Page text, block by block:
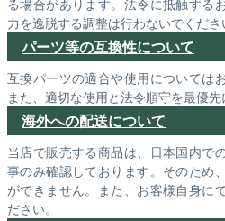
る場合があります。法令に抵触する
力を逸脱する調整は行わないでくださ
パーツ等の互換性について
互換パーツの適合や使用については
また、適切な使用と法令順守を最優先
海外への配送について
当店で販売する商品は、日本国内で
事のみ確認しております。そのため
ができません。また、お客様自身に
ださい。